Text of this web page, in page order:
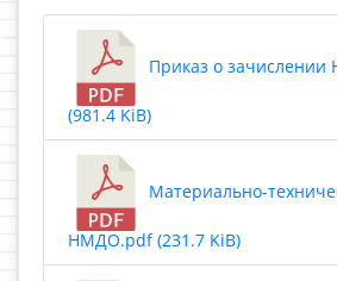
Приказ о
(981.4 KiB)
Материально-
НМДО.pdf (231.7 KiB)